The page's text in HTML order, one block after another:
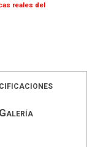
reales del
Galería